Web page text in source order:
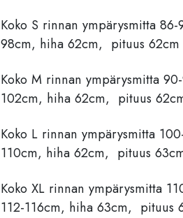
Koko S rinnan ympärysmitta
98cm, hiha 62cm, pituus 62cm
Koko M rinnan ympärysmitta
102cm, hiha 62cm, pituus
Koko L rinnan ympärysmitta
110cm, hiha 62cm, pituus
Koko XL rinnan ympärysmitta
112-116cm, hiha 63cm, pituus